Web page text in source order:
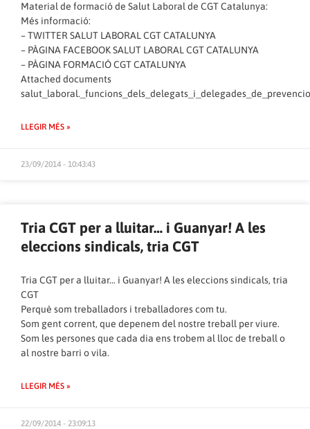
Material de formació de Salut Laboral de CGT Catalunya:
Més informació:
–TWITTER SALUT LABORAL CGT CATALUNYA
– PÀGINA FACEBOOK SALUT LABORAL CGT CATALUNYA
– PÀGINA FORMACIÓ CGT CATALUNYA
Attached documents
LLEGIR MÉS »
23/09/2014 - 10:43:43
Tria CGT per a lluitar… i Guanyar! A les
eleccions sindicals, tria CGT
Tria CGT per a lluitar… i Guanyar! A les eleccions sindicals, tria
CGT
Perquè som treballadors i treballadores com tu.
Som gent corrent, que depenem del nostre treball per viure.
Som les persones que cada dia ens trobem al lloc de treball o
al nostre barri o vila.
LLEGIR MÉS »
22/09/2014 - 23:09:13